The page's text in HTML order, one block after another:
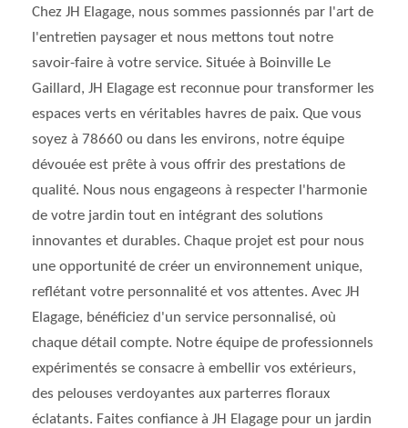
Chez JH Elagage, nous sommes passionnés par l'art de
l'entretien paysager et nous mettons tout notre
savoir-faire à votre service. Située à Boinville Le
Gaillard, JH Elagage est reconnue pour transformer les
espaces verts en véritables havres de paix. Que vous
soyez à 78660 ou dans les environs, notre équipe
dévouée est prête à vous offrir des prestations de
qualité. Nous nous engageons à respecter l'harmonie
de votre jardin tout en intégrant des solutions
innovantes et durables. Chaque projet est pour nous
une opportunité de créer un environnement unique,
reflétant votre personnalité et vos attentes. Avec JH
Elagage, bénéficiez d'un service personnalisé, où
chaque détail compte. Notre équipe de professionnels
expérimentés se consacre à embellir vos extérieurs,
des pelouses verdoyantes aux parterres floraux
éclatants. Faites confiance à JH Elagage pour un jardin